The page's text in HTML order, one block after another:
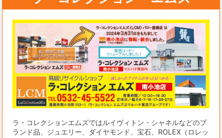
ラ・コレクションエムズではルイヴィトン・シャネルなどのブ
ランド品、ジュエリー、ダイヤモンド、宝石、ROLEX（ロレッ